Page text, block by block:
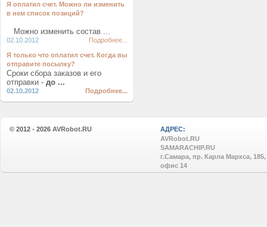
Я оплатил счет. Можно ли изменить
в нем список позиций?
Можно изменить состав ...
02.10.2012 Подробнее...
Я только что оплатил счет. Когда вы
отправите посылку?
Сроки сбора заказов и его
отправки - до ...
02.10.2012 Подробнее...
© 2012 - 2026 AVRobot.RU
АДРЕС:
AVRobot.RU
SAMARACHIP.RU
г.Самара, пр. Карла Маркса, 185,
офис 14